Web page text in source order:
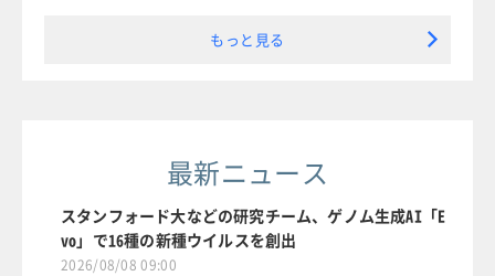
もっと見る
最新ニュース
スタンフォード大などの研究チーム、ゲノム生成AI「E
vo」で16種の新種ウイルスを創出
2026/08/08 09:00